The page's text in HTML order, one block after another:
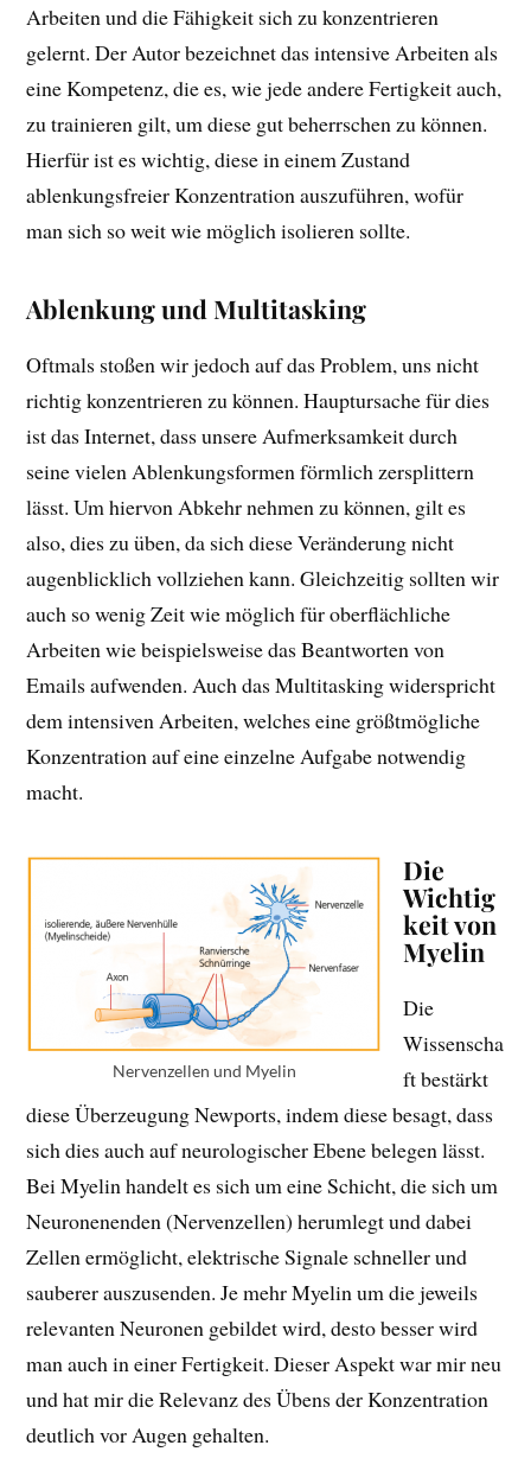
Arbeiten und die Fähigkeit sich zu konzentrieren
gelernt. Der Autor bezeichnet das intensive Arbeiten als
eine Kompetenz, die es, wie jede andere Fertigkeit auch,
zu trainieren gilt, um diese gut beherrschen zu können.
Hierfür ist es wichtig, diese in einem Zustand
ablenkungsfreier Konzentration auszuführen, wofür
man sich so weit wie möglich isolieren sollte.
Ablenkung und Multitasking
Oftmals stoßen wir jedoch auf das Problem, uns nicht
richtig konzentrieren zu können. Hauptursache für dies
ist das Internet, dass unsere Aufmerksamkeit durch
seine vielen Ablenkungsformen förmlich zersplittern
lässt. Um hiervon Abkehr nehmen zu können, gilt es
also, dies zu üben, da sich diese Veränderung nicht
augenblicklich vollziehen kann. Gleichzeitig sollten wir
auch so wenig Zeit wie möglich für oberflächliche
Arbeiten wie beispielsweise das Beantworten von
Emails aufwenden. Auch das Multitasking widerspricht
dem intensiven Arbeiten, welches eine größtmögliche
Konzentration auf eine einzelne Aufgabe notwendig
macht.
Nervenzellen und Myelin
Die
Wichtig
keit von
Myelin
Die
Wissenscha
ft bestärkt
diese Überzeugung Newports, indem diese besagt, dass
sich dies auch auf neurologischer Ebene belegen lässt.
Bei Myelin handelt es sich um eine Schicht, die sich um
Neuronenenden (Nervenzellen) herumlegt und dabei
Zellen ermöglicht, elektrische Signale schneller und
sauberer auszusenden. Je mehr Myelin um die jeweils
relevanten Neuronen gebildet wird, desto besser wird
man auch in einer Fertigkeit. Dieser Aspekt war mir neu
und hat mir die Relevanz des Übens der Konzentration
deutlich vor Augen gehalten.